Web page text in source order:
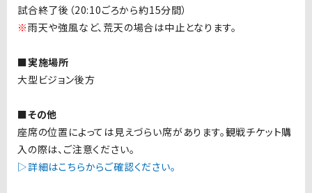
試合終了後（20:10ごろから約15分間）
※雨天や強風など、荒天の場合は中止となります。
■実施場所
大型ビジョン後方
■その他
座席の位置によっては見えづらい席があります。観戦チケット購
入の際は、ご注意ください。
▷詳細はこちらからご確認ください。